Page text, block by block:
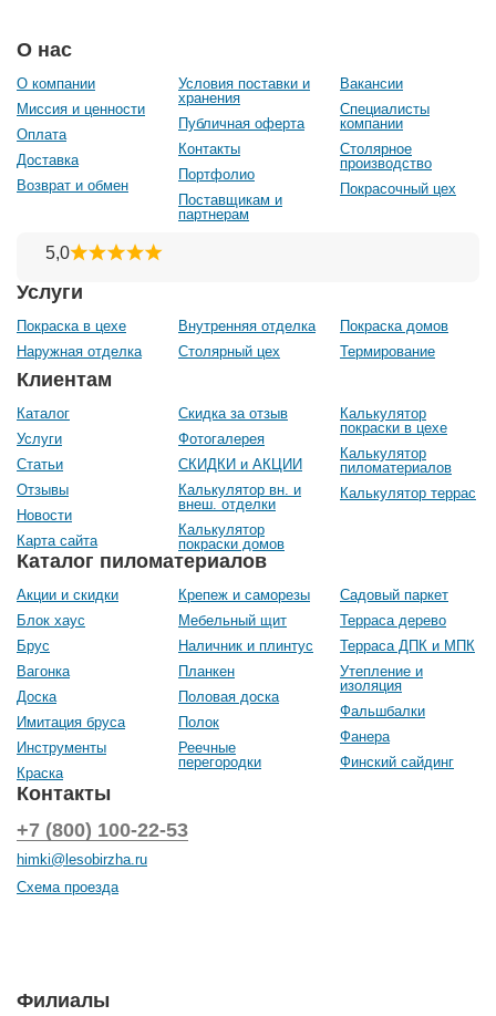
О нас
О компании
Миссия и ценности
Оплата
Доставка
Возврат и обмен
Условия поставки и
хранения
Публичная оферта
Контакты
Портфолио
Поставщикам и
партнерам
Вакансии
Специалисты
компании
Столярное
производство
Покрасочный цех
Каталог пиломатериалов
Акции и скидки
Блок хаус
Брус
Вагонка
Доска
Имитация бруса
Инструменты
Краска
Крепеж и саморезы
Мебельный щит
Наличник и плинтус
Планкен
Половая доска
Полок
Реечные
перегородки
Садовый паркет
Терраса дерево
Терраса ДПК и МПК
Утепление и
изоляция
Фальшбалки
Фанера
Финский сайдинг
Услуги
Покраска в цехе
Наружная отделка
Внутренняя отделка
Столярный цех
Покраска домов
Термирование
Клиентам
Каталог
Услуги
Статьи
Отзывы
Новости
Карта сайта
Скидка за отзыв
Фотогалерея
СКИДКИ и АКЦИИ
Калькулятор вн. и
внеш. отделки
Калькулятор
покраски домов
Калькулятор
покраски в цехе
Калькулятор
пиломатериалов
Калькулятор террас
Контакты
+7 (800) 100-22-53
himki@lesobirzha.ru
Схема проезда
Филиалы